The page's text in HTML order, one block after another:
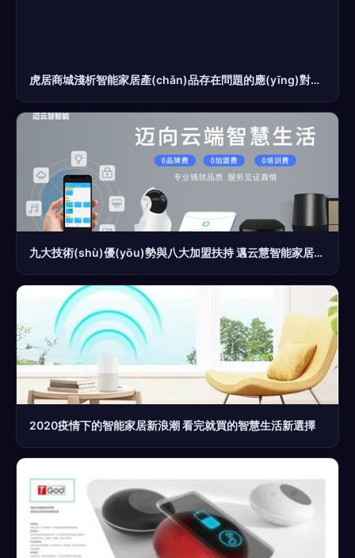
虎居商城淺析智能家居產(chǎn)品存在問題的應(yīng)對策略
九大技術(shù)優(yōu)勢與八大加盟扶持 邁云慧智能家居為您提供全方位的加盟支持
2020疫情下的智能家居新浪潮 看完就買的智慧生活新選擇